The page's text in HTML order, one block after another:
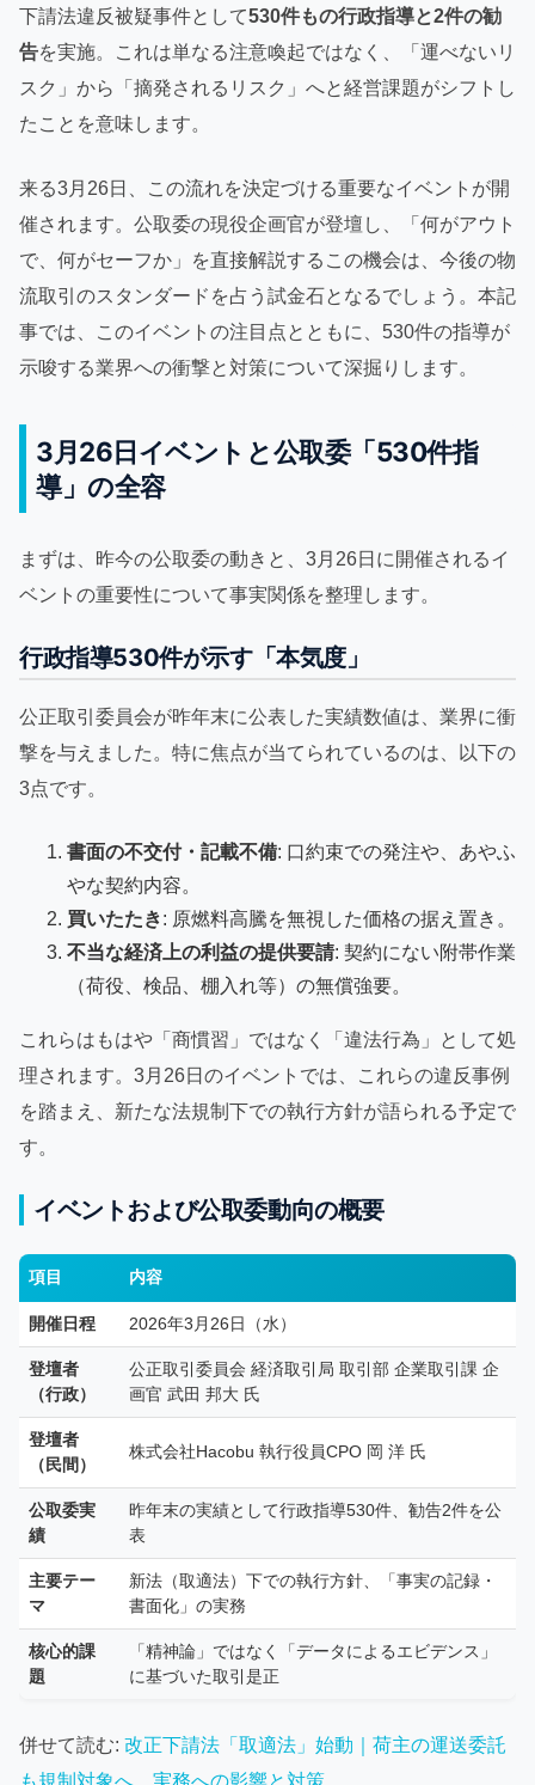
下請法違反被疑事件として530件もの行政指導と2件の勧
告を実施。これは単なる注意喚起ではなく、「運べないリ
スク」から「摘発されるリスク」へと経営課題がシフトし
たことを意味します。
来る3月26日、この流れを決定づける重要なイベントが開
催されます。公取委の現役企画官が登壇し、「何がアウト
で、何がセーフか」を直接解説するこの機会は、今後の物
流取引のスタンダードを占う試金石となるでしょう。本記
事では、このイベントの注目点とともに、530件の指導が
示唆する業界への衝撃と対策について深掘りします。
3月26日イベントと公取委「530件指
導」の全容
まずは、昨今の公取委の動きと、3月26日に開催されるイ
ベントの重要性について事実関係を整理します。
行政指導530件が示す「本気度」
公正取引委員会が昨年末に公表した実績数値は、業界に衝
撃を与えました。特に焦点が当てられているのは、以下の
3点です。
書面の不交付・記載不備: 口約束での発注や、あやふ
やな契約内容。
買いたたき: 原燃料高騰を無視した価格の据え置き。
不当な経済上の利益の提供要請: 契約にない附帯作業
（荷役、検品、棚入れ等）の無償強要。
これらはもはや「商慣習」ではなく「違法行為」として処
理されます。3月26日のイベントでは、これらの違反事例
を踏まえ、新たな法規制下での執行方針が語られる予定で
す。
イベントおよび公取委動向の概要
項目 内容
開催日程 2026年3月26日（水）
登壇者
（行政）
公正取引委員会 経済取引局 取引部 企業取引課 企
画官 武田 邦大 氏
登壇者
（民間）
株式会社Hacobu 執行役員CPO 岡 洋 氏
公取委実
績
昨年末の実績として行政指導530件、勧告2件を公
表
主要テー
マ
新法（取適法）下での執行方針、「事実の記録・
書面化」の実務
核心的課
題
「精神論」ではなく「データによるエビデンス」
に基づいた取引是正
併せて読む: 改正下請法「取適法」始動｜荷主の運送委託
も規制対象へ。実務への影響と対策